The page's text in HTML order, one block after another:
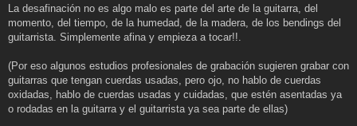
La desafinación no es algo malo es parte del arte de la guitarra, del
momento, del tiempo, de la humedad, de la madera, de los bendings del
guitarrista. Simplemente afina y empieza a tocar!!.
(Por eso algunos estudios profesionales de grabación sugieren grabar con
guitarras que tengan cuerdas usadas, pero ojo, no hablo de cuerdas
oxidadas, hablo de cuerdas usadas y cuidadas, que estén asentadas ya
o rodadas en la guitarra y el guitarrista ya sea parte de ellas)